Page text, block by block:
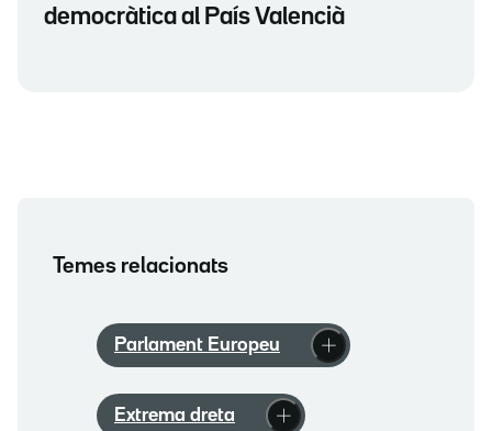
democràtica al País Valencià
Temes relacionats
Parlament Europeu
Extrema dreta